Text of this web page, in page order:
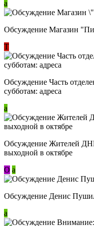
a
Обсуждение Магазин
Т
Обсуждение Часть
субботам: адреса
a
Обсуждение Жителей
выходной в октябре
О a
Обсуждение Денис
a